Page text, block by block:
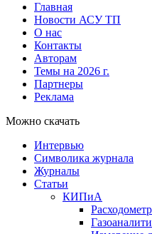
Главная
Новости АСУ ТП
О нас
Контакты
Авторам
Темы на 2026 г.
Партнеры
Реклама
Можно скачать
Интервью
Символика журнала
Журналы
Статьи
КИПиА